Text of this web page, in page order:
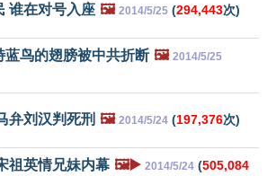
谁在对号入座 🖼️ 2014/5/25 (294,443次)
蓝鸟的翅膀被中共折断 🖼️ 2014/5/25
弁刘汉判死刑 🖼️ 2014/5/24 (197,376次)
祖英情兄妹内幕 🖼️▶️ 2014/5/24 (505,084